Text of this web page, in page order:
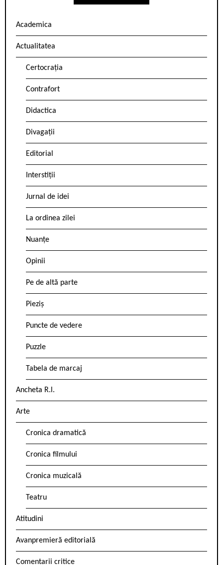
Academica
Actualitatea
Certocrația
Contrafort
Didactica
Divagații
Editorial
Interstiții
Jurnal de idei
La ordinea zilei
Nuanțe
Opinii
Pe de altă parte
Pieziș
Puncte de vedere
Puzzle
Tabela de marcaj
Ancheta R.l.
Arte
Cronica dramatică
Cronica filmului
Cronica muzicală
Teatru
Atitudini
Avanpremieră editorială
Comentarii critice